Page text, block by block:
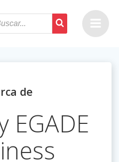
al
contenido
de
EGADE